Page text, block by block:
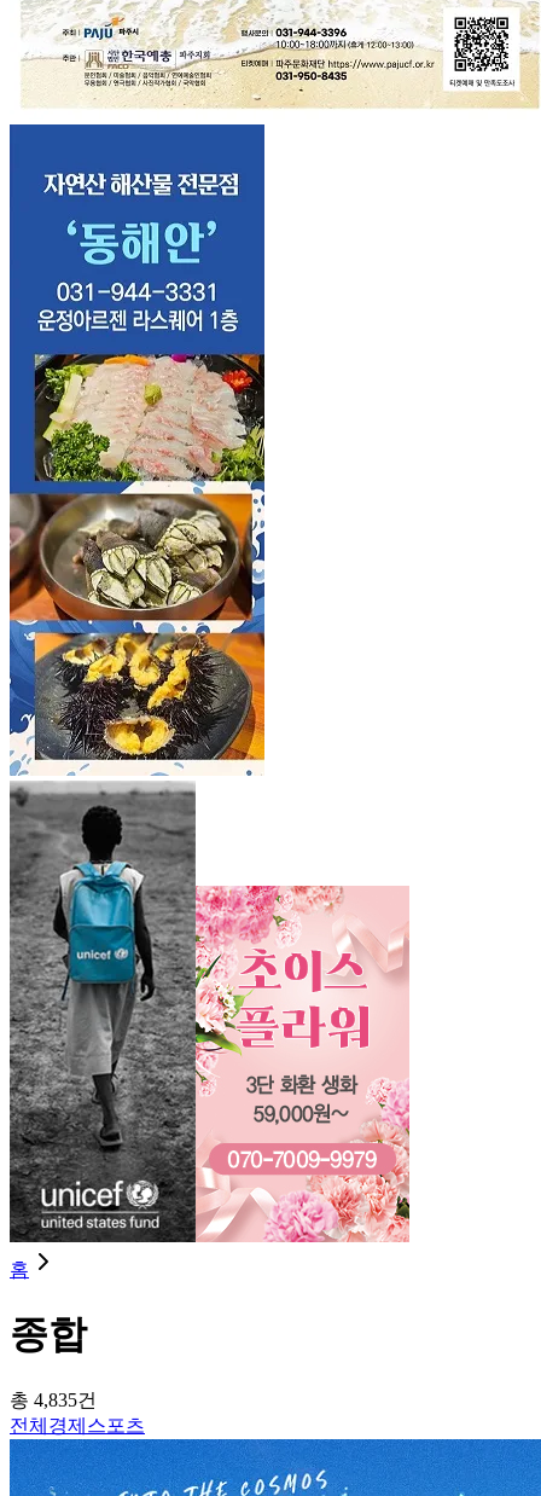
홈
종합
총 4,835건
전체 경제 스포츠